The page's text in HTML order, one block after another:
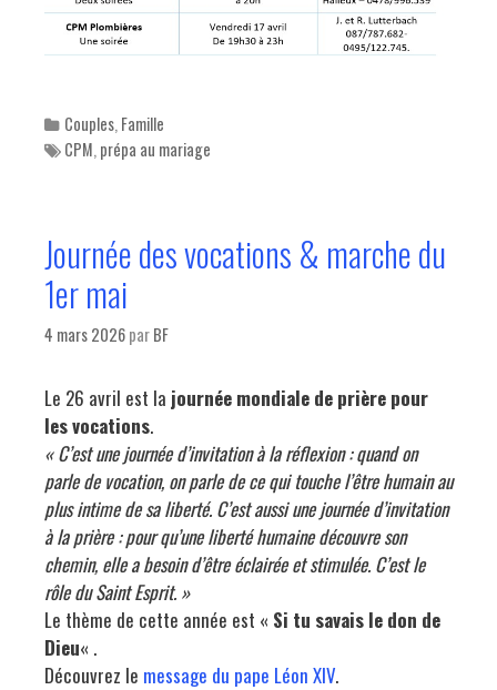
Categories
Couples,Famille
Tags
CPM,prépa au mariage
Journée des vocations & marche du
1er mai
4 mars 2026parBF
Le 26 avril est la journée mondiale de prière pour
les vocations.
« C’est une journée d’invitation à la réflexion : quand on
parle de vocation, on parle de ce qui touche l’être humain au
plus intime de sa liberté. C’est aussi une journée d’invitation
à la prière : pour qu’une liberté humaine découvre son
chemin, elle a besoin d’être éclairée et stimulée. C’est le
rôle du Saint Esprit. »
Le thème de cette année est « Si tu savais le don de
Dieu« .
Découvrez le message du pape Léon XIV.